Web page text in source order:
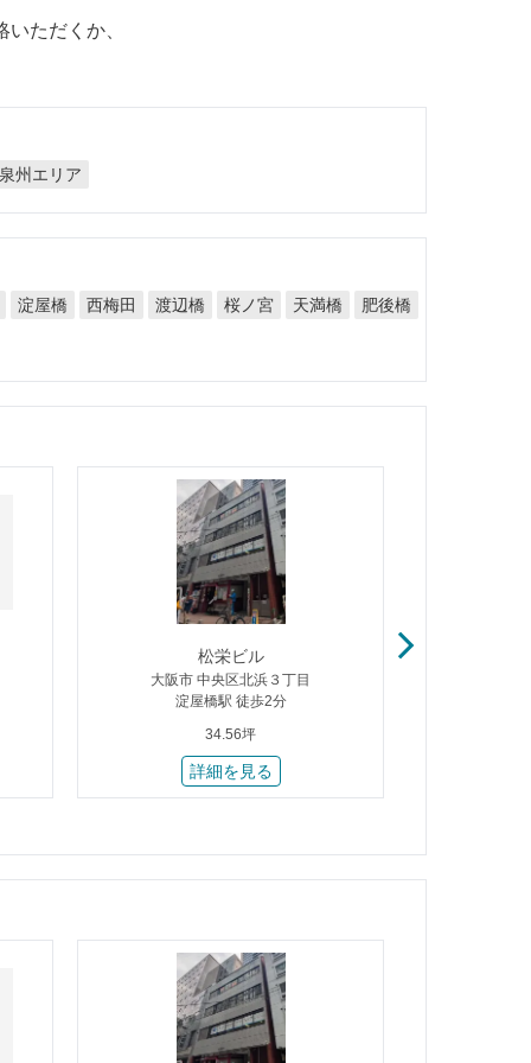
ただくか、
泉州エリア
淀屋橋 西梅田 渡辺橋 桜ノ宮 天満橋 肥後橋
松栄ビル
大阪市 中央区北浜３丁目
淀屋橋駅 徒歩2分
34.56坪
詳細を見る